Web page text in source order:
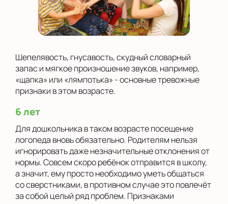
Шепелявость, гнусавость, скудный словарный
запас и мягкое произношение звуков, например,
«щапка» или «лямпотька» - основные тревожные
признаки в этом возрасте.
6 лет
Для дошкольника в таком возрасте посещение
логопеда вновь обязательно. Родителям нельзя
игнорировать даже незначительные отклонения от
нормы. Совсем скоро ребёнок отправится в школу,
а значит, ему просто необходимо уметь общаться
со сверстниками, в противном случае это повлечёт
за собой целый ряд проблем. Признаками